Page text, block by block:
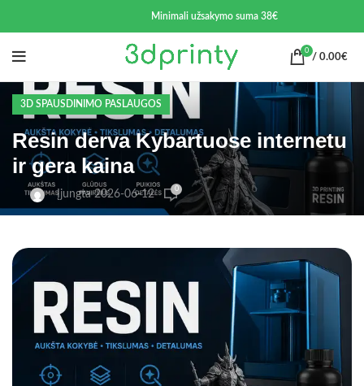
Minimali užsakymo suma 38€
0
/ 0.00€
3D SPAUSDINIMO PASLAUGOS
Resin derva Kybartuose internetu
ir gera kaina
Įjungta 2026-06-12 0